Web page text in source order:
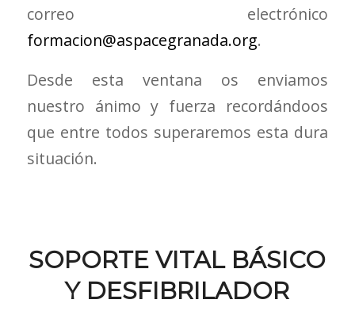
correo electrónico
formacion@aspacegranada.org.
Desde esta ventana os enviamos
nuestro ánimo y fuerza recordándoos
que entre todos superaremos esta dura
situación.
SOPORTE VITAL BÁSICO
Y DESFIBRILADOR